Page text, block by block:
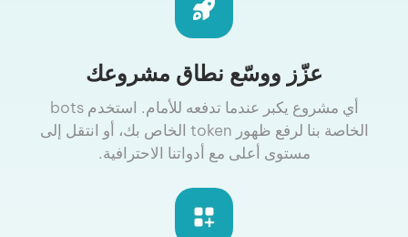
عزّز ووسّع نطاق مشروعك
أي مشروع يكبر عندما تدفعه للأمام. استخدم bots
الخاصة بنا لرفع ظهور token الخاص بك، أو انتقل إلى
مستوى أعلى مع أدواتنا الاحترافية.